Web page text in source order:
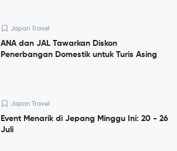
Japan Travel
ANA dan JAL Tawarkan Diskon
Penerbangan Domestik untuk Turis Asing
Japan Travel
Event Menarik di Jepang Minggu Ini: 20 - 26
Juli